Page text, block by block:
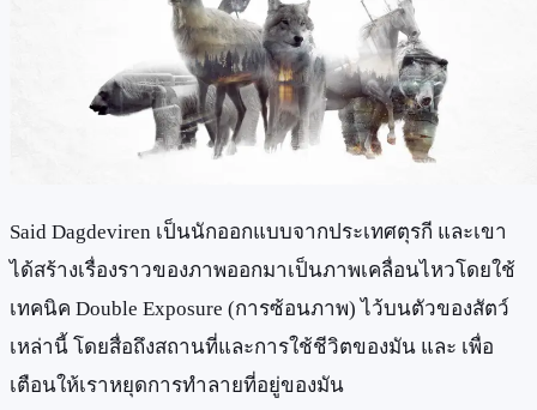
Said Dagdeviren เป็นนักออกแบบจากประเทศตุรกี และเขา
ได้สร้างเรื่องราวของภาพออกมาเป็นภาพเคลื่อนไหวโดยใช้
เทคนิค Double Exposure (การซ้อนภาพ) ไว้บนตัวของสัตว์
เหล่านี้ โดยสื่อถึงสถานที่และการใช้ชีวิตของมัน และ เพื่อ
เตือนให้เราหยุดการทำลายที่อยู่ของมัน